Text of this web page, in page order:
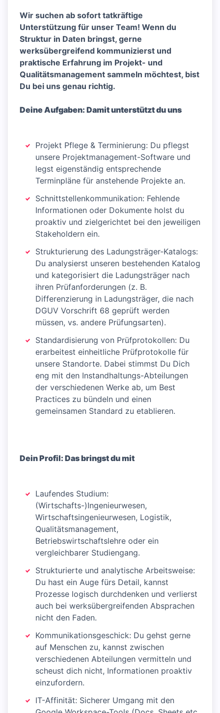
Wir suchen ab sofort tatkräftige
Unterstützung für unser Team! Wenn du
Struktur in Daten bringst, gerne
werksübergreifend kommunizierst und
praktische Erfahrung im Projekt- und
Qualitätsmanagement sammeln möchtest, bist
Du bei uns genau richtig.
Deine Aufgaben: Damit unterstützt du uns
Projekt Pflege & Terminierung: Du pflegst
unsere Projektmanagement-Software und
legst eigenständig entsprechende
Terminpläne für anstehende Projekte an.
Schnittstellenkommunikation: Fehlende
Informationen oder Dokumente holst du
proaktiv und zielgerichtet bei den jeweiligen
Stakeholdern ein.
Strukturierung des Ladungsträger-Katalogs:
Du analysierst unseren bestehenden Katalog
und kategorisiert die Ladungsträger nach
ihren Prüfanforderungen (z. B.
Differenzierung in Ladungsträger, die nach
DGUV Vorschrift 68 geprüft werden
müssen, vs. andere Prüfungsarten).
Standardisierung von Prüfprotokollen: Du
erarbeitest einheitliche Prüfprotokolle für
unsere Standorte. Dabei stimmst Du Dich
eng mit den Instandhaltungs-Abteilungen
der verschiedenen Werke ab, um Best
Practices zu bündeln und einen
gemeinsamen Standard zu etablieren.
Dein Profil: Das bringst du mit
Laufendes Studium:
(Wirtschafts-)Ingenieurwesen,
Wirtschaftsingenieurwesen, Logistik,
Qualitätsmanagement,
Betriebswirtschaftslehre oder ein
vergleichbarer Studiengang.
Strukturierte und analytische Arbeitsweise:
Du hast ein Auge fürs Detail, kannst
Prozesse logisch durchdenken und verlierst
auch bei werksübergreifenden Absprachen
nicht den Faden.
Kommunikationsgeschick: Du gehst gerne
auf Menschen zu, kannst zwischen
verschiedenen Abteilungen vermitteln und
scheust dich nicht, Informationen proaktiv
einzufordern.
IT-Affinität: Sicherer Umgang mit den